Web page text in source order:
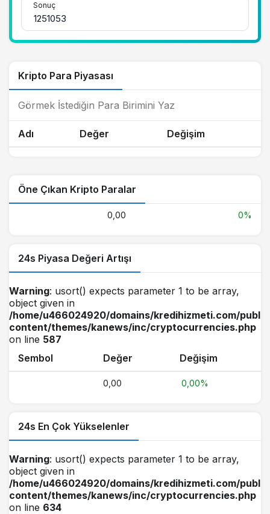
Sonuç
Kripto Para Piyasası
Adı Değer Değişim
Öne Çıkan Kripto Paralar
0,00 0%
24s Piyasa Değeri Artışı
Warning: usort() expects parameter 1 to be array,
object given in
/home/u466024920/domains/kredihizmeti.com/
content/themes/kanews/inc/cryptocurrencies.php
on line 587
Sembol
Değer Değişim
0,00 0,00%
24s En Çok Yükselenler
Warning: usort() expects parameter 1 to be array,
object given in
/home/u466024920/domains/kredihizmeti.com/
content/themes/kanews/inc/cryptocurrencies.php
on line 634